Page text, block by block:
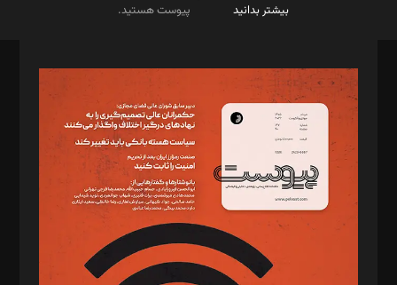
بیشتر بدانید
پیوست هستید.
مدیر مسئول: محمدباقر اثنی‌عشری
سردبیر: مهرک محمودی
دبیر تحریریه: میثم قاسمی
د‌بیر ناداستان: سمانه سمیع
د‌بیر خدمت و تجارت: ابوالفضل رجبی
د‌بیر حقوق فناوری: حسام‌الدین ایپکچی
د‌بیر پیوست جهان: مینا پاکدل
د‌بیر تحریریه آنلاین: بابک نقاش
تحریریه‌: مجتبی محمود‌ی، آرش برهمند، یسنا امان‌پور، سروش کرمیان،